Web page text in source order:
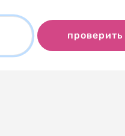
проверить